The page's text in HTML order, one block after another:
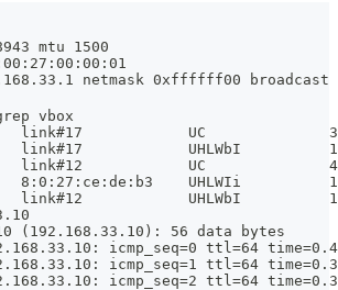
mtu 1500
netmask 0xffffff00 broadcast
vbox
link#17            UC              3
link#17            UHLWbI
link#12            UC              4
8:0:27:ce:de:b3    UHLWIi
link#12            UHLWbI
(192.168.33.10): 56 data bytes
icmp_seq=0 ttl=64
icmp_seq=1 ttl=64
icmp_seq=2 ttl=64